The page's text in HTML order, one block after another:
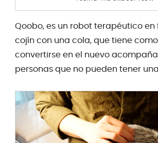
Qoobo, es un robot terapéutico en
cojín con una cola, que tiene
convertirse en el nuevo
personas que no pueden tener